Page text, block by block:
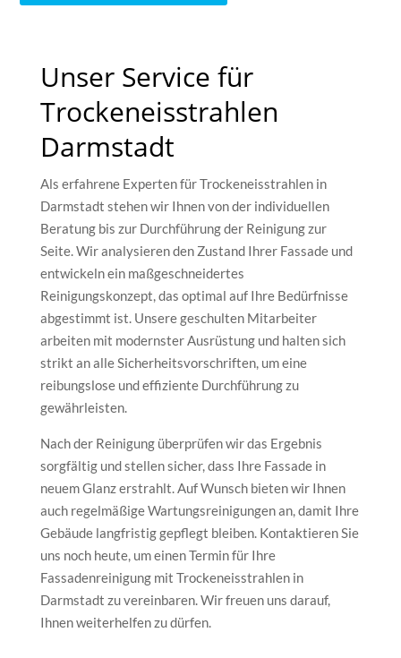
Unser Service für
Trockeneisstrahlen
Darmstadt
Als erfahrene Experten für Trockeneisstrahlen in
Darmstadt stehen wir Ihnen von der individuellen
Beratung bis zur Durchführung der Reinigung zur
Seite. Wir analysieren den Zustand Ihrer Fassade und
entwickeln ein maßgeschneidertes
Reinigungskonzept, das optimal auf Ihre Bedürfnisse
abgestimmt ist. Unsere geschulten Mitarbeiter
arbeiten mit modernster Ausrüstung und halten sich
strikt an alle Sicherheitsvorschriften, um eine
reibungslose und effiziente Durchführung zu
gewährleisten.
Nach der Reinigung überprüfen wir das Ergebnis
sorgfältig und stellen sicher, dass Ihre Fassade in
neuem Glanz erstrahlt. Auf Wunsch bieten wir Ihnen
auch regelmäßige Wartungsreinigungen an, damit Ihre
Gebäude langfristig gepflegt bleiben. Kontaktieren Sie
uns noch heute, um einen Termin für Ihre
Fassadenreinigung mit Trockeneisstrahlen in
Darmstadt zu vereinbaren. Wir freuen uns darauf,
Ihnen weiterhelfen zu dürfen.